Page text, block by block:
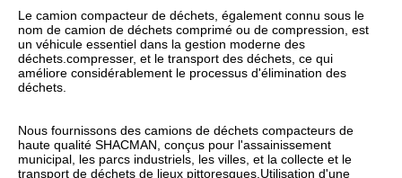
Le camion compacteur de déchets, également connu sous le
nom de camion de déchets comprimé ou de compression, est
un véhicule essentiel dans la gestion moderne des
déchets.compresser, et le transport des déchets, ce qui
améliore considérablement le processus d'élimination des
déchets.
Nous fournissons des camions de déchets compacteurs de
haute qualité SHACMAN, conçus pour l'assainissement
municipal, les parcs industriels, les villes, et la collecte et le
transport de déchets de lieux pittoresques.Utilisation d'une